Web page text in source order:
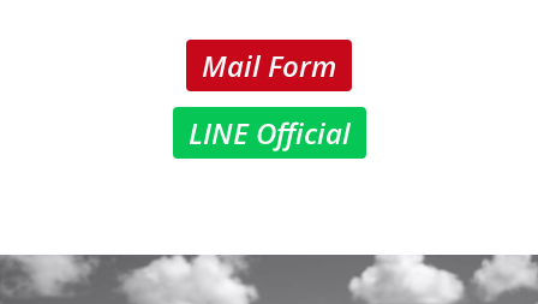
Mail Form
LINE Official